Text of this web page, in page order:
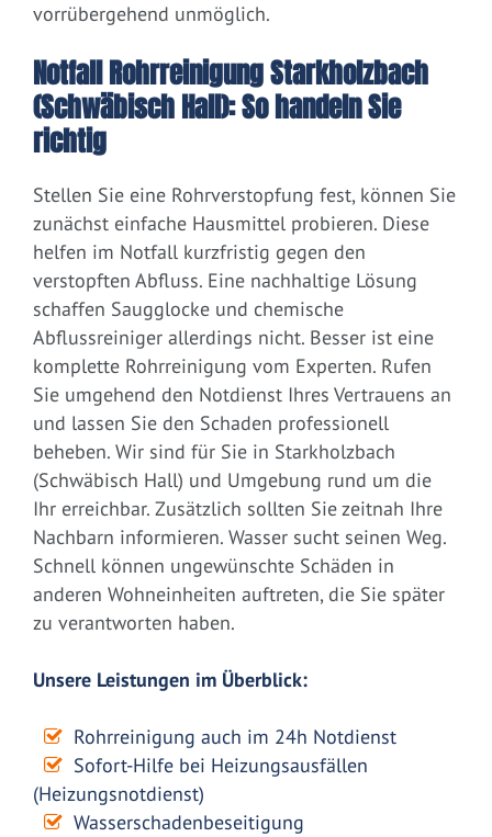
vorrübergehend unmöglich.
Notfall Rohrreinigung Starkholzbach
(Schwäbisch Hall): So handeln Sie
richtig
Stellen Sie eine Rohrverstopfung fest, können Sie
zunächst einfache Hausmittel probieren. Diese
helfen im Notfall kurzfristig gegen den
verstopften Abfluss. Eine nachhaltige Lösung
schaffen Saugglocke und chemische
Abflussreiniger allerdings nicht. Besser ist eine
komplette Rohrreinigung vom Experten. Rufen
Sie umgehend den Notdienst Ihres Vertrauens an
und lassen Sie den Schaden professionell
beheben. Wir sind für Sie in Starkholzbach
(Schwäbisch Hall) und Umgebung rund um die
Ihr erreichbar. Zusätzlich sollten Sie zeitnah Ihre
Nachbarn informieren. Wasser sucht seinen Weg.
Schnell können ungewünschte Schäden in
anderen Wohneinheiten auftreten, die Sie später
zu verantworten haben.
Unsere Leistungen im Überblick:
Rohrreinigung auch im 24h Notdienst
Sofort-Hilfe bei Heizungsausfällen
(Heizungsnotdienst)
Wasserschadenbeseitigung